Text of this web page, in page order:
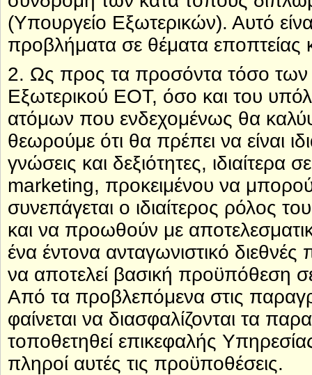
(Υπουργείο Εξωτερικών). Αυτό
προβλήματα σε θέματα εποπτείας
2. Ως προς τα προσόντα τόσο
Εξωτερικού ΕΟΤ, όσο και του
ατόμων που ενδεχομένως θα
θεωρούμε ότι θα πρέπει να είναι
γνώσεις και δεξιότητες,
marketing, προκειμένου να
συνεπάγεται ο ιδιαίτερος ρόλος
και να προωθούν με
ένα έντονα ανταγωνιστικό
να αποτελεί βασική προϋπόθεση
Από τα προβλεπόμενα στις
φαίνεται να διασφαλίζονται τα
τοποθετηθεί επικεφαλής
πληροί αυτές τις προϋποθέσεις.